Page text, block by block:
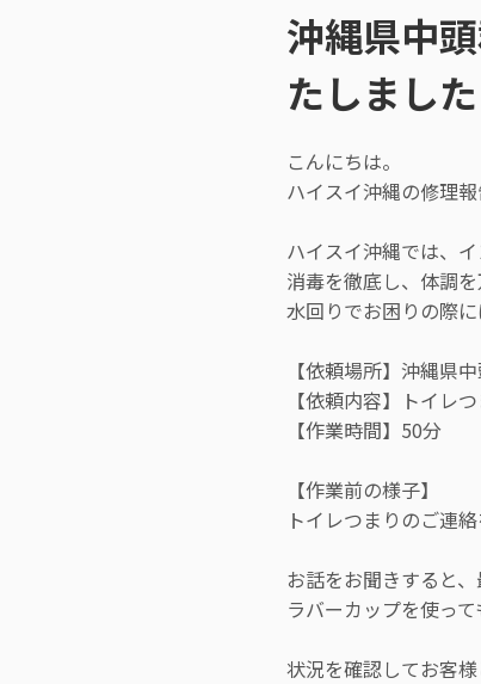
沖縄県中
たしました
こんにちは。
ハイスイ沖縄の修理
ハイスイ沖縄では、
消毒を徹底し、体調
水回りでお困りの際
【依頼場所】沖縄県
【依頼内容】トイレ
【作業時間】50分
【作業前の様子】
トイレつまりのご連
お話をお聞きすると
ラバーカップを使っ
状況を確認してお客